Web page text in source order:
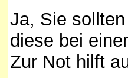
Ja, Sie
diese bei
Zur Not hilft